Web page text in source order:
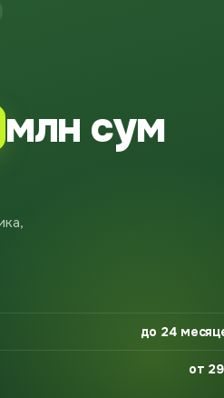
млн сум
до 24
от